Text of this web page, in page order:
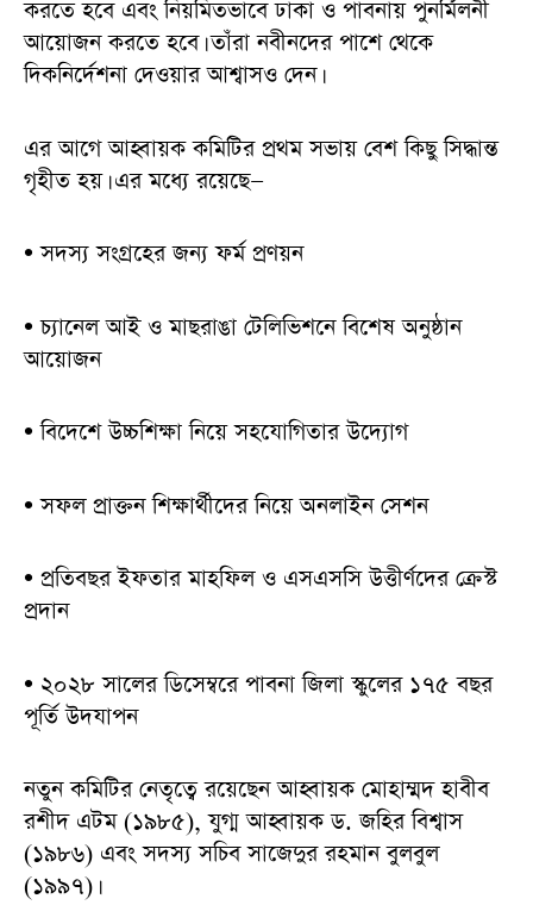
করতে হবে এবং নিয়মিতভাবে ঢাকা ও পাবনায় পুনর্মিলনী
আয়োজন করতে হবে। তাঁরা নবীনদের পাশে থেকে
দিকনির্দেশনা দেওয়ার আশ্বাসও দেন।
এর আগে আহ্বায়ক কমিটির প্রথম সভায় বেশ কিছু সিদ্ধান্ত
গৃহীত হয়। এর মধ্যে রয়েছে—
• সদস্য সংগ্রহের জন্য ফর্ম প্রণয়ন
• চ্যানেল আই ও মাছরাঙা টেলিভিশনে বিশেষ অনুষ্ঠান
আয়োজন
• বিদেশে উচ্চশিক্ষা নিয়ে সহযোগিতার উদ্যোগ
• সফল প্রাক্তন শিক্ষার্থীদের নিয়ে অনলাইন সেশন
• প্রতিবছর ইফতার মাহফিল ও এসএসসি উত্তীর্ণদের ক্রেস্ট
প্রদান
• ২০২৮ সালের ডিসেম্বরে পাবনা জিলা স্কুলের ১৭৫ বছর
পূর্তি উদযাপন
নতুন কমিটির নেতৃত্বে রয়েছেন আহ্বায়ক মোহাম্মদ হাবীব
রশীদ এটম (১৯৮৫), যুগ্ম আহ্বায়ক ড. জহির বিশ্বাস
(১৯৮৬) এবং সদস্য সচিব সাজেদুর রহমান বুলবুল
(১৯৯৭)।